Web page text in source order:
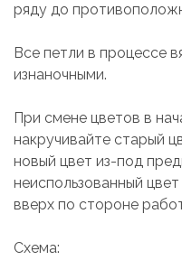
ряду до
Все петли в процессе
изнаночными.
При смене цветов в
накручивайте старый
новый цвет из-под
неиспользованный
вверх по стороне
Схема: